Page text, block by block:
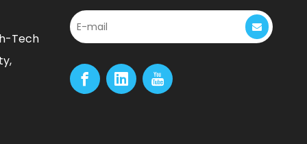
Tech